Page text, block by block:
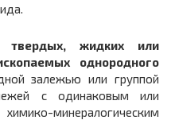
твердых, жидких или
однородного
залежью или группой
с одинаковым или
минералогическим